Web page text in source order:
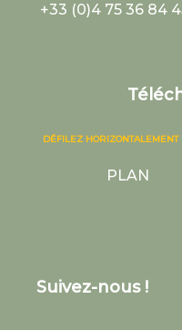
+33 (0)4 75 36 84
DÉFILEZ HORIZONTALEMENT
PLAN
Suivez-nous !